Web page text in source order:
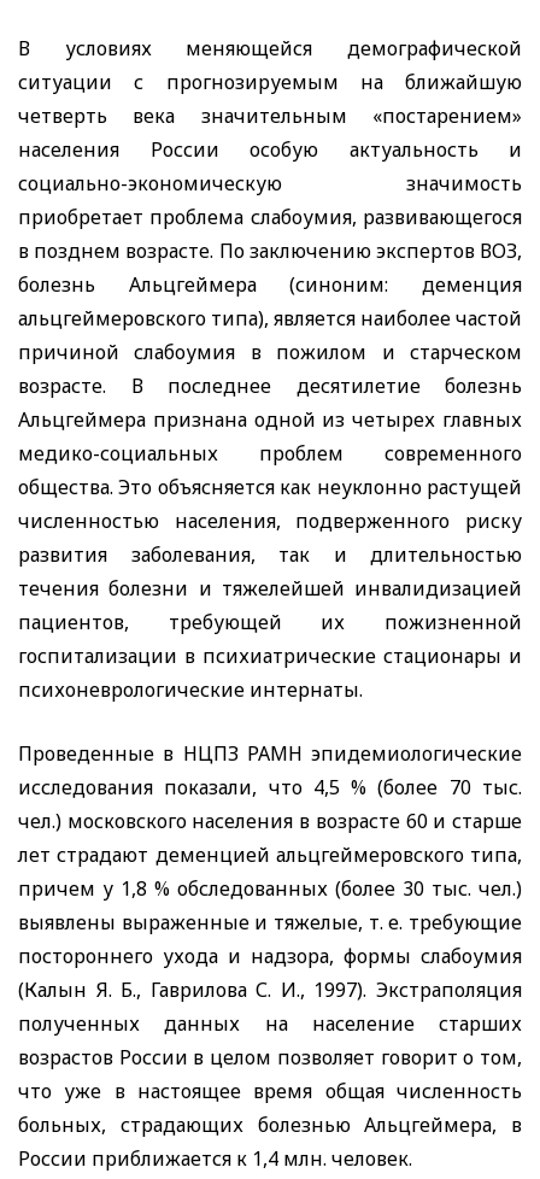
В условиях меняющейся демографической
ситуации с прогнозируемым на ближайшую
четверть века значительным «постарением»
населения России особую актуальность и
социально-экономическую значимость
приобретает проблема слабоумия, развивающегося
в позднем возрасте. По заключению экспертов ВОЗ,
болезнь Альцгеймера (синоним: деменция
альцгеймеровского типа), является наиболее частой
причиной слабоумия в пожилом и старческом
возрасте. В последнее десятилетие болезнь
Альцгеймера признана одной из четырех главных
медико-социальных проблем современного
общества. Это объясняется как неуклонно растущей
численностью населения, подверженного риску
развития заболевания, так и длительностью
течения болезни и тяжелейшей инвалидизацией
пациентов, требующей их пожизненной
госпитализации в психиатрические стационары и
психоневрологические интернаты.
Проведенные в НЦПЗ РАМН эпидемиологические
исследования показали, что 4,5 % (более 70 тыс.
чел.) московского населения в возрасте 60 и старше
лет страдают деменцией альцгеймеровского типа,
причем у 1,8 % обследованных (более 30 тыс. чел.)
выявлены выраженные и тяжелые, т. е. требующие
постороннего ухода и надзора, формы слабоумия
(Калын Я. Б., Гаврилова С. И., 1997). Экстраполяция
полученных данных на население старших
возрастов России в целом позволяет говорит о том,
что уже в настоящее время общая численность
больных, страдающих болезнью Альцгеймера, в
России приближается к 1,4 млн. человек.